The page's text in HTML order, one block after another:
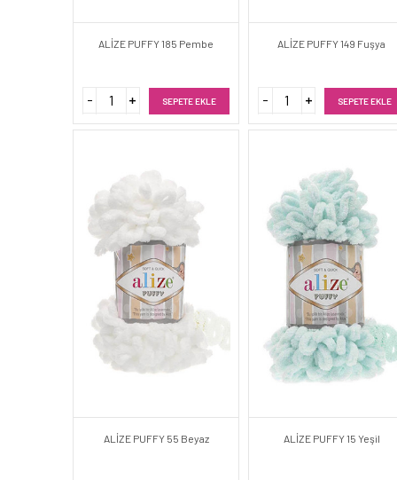
ALİZE PUFFY 185 Pembe
SEPETE EKLE
ALİZE PUFFY 149 Fuşya
SEPETE EKLE
ALİZE PUFFY 55 Beyaz ALİZE PUFFY 15 Yeşil